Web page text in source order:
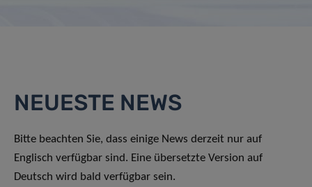
NEUESTE NEWS
Bitte beachten Sie, dass einige News derzeit nur auf
Englisch verfügbar sind. Eine übersetzte Version auf
Deutsch wird bald verfügbar sein.